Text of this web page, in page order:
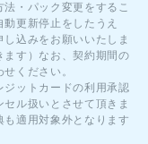
・パック変更をするこ
更新停止をしたうえ
込みをお願いいたしま
す）なお、契約期間の
ください。
ットカードの利用承認
ル扱いとさせて頂きま
適用対象外となります